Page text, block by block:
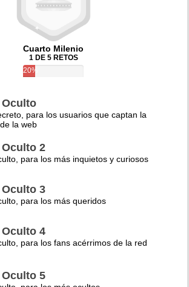
Cuarto Milenio
1 DE 5 RETOS
20%
para los usuarios que captan la
la web
2
para los más inquietos y curiosos
3
para los más queridos
4
para los fans acérrimos de la red
5